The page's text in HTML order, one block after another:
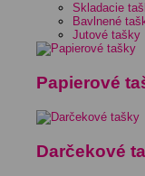
Skladacie
Bavlnené
Jutové tašky
Papierové
Darčekové